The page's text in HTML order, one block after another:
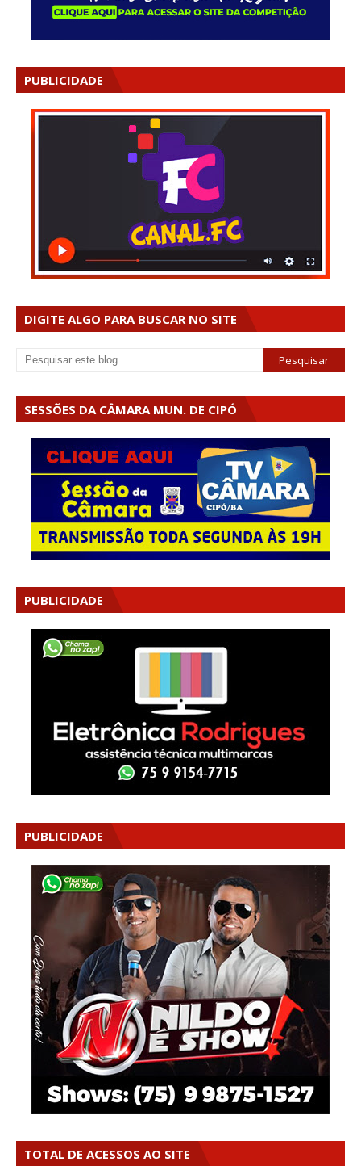
PUBLICIDADE
DIGITE ALGO PARA BUSCAR NO SITE
SESSÕES DA CÂMARA MUN. DE CIPÓ
PUBLICIDADE
PUBLICIDADE
TOTAL DE ACESSOS AO SITE